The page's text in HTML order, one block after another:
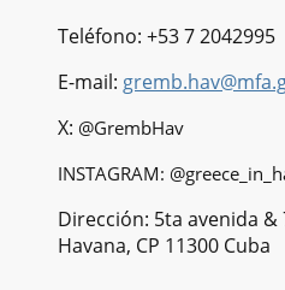
Teléfono: +53 7 2042995
E-mail:
X: @GrembHav
INSTAGRAM:
Dirección: 5ta avenida &
Havana, CP 11300 Cuba